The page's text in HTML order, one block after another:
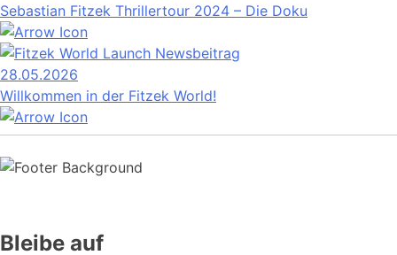
Sebastian Fitzek Thrillertour 2024 – Die Doku
28.05.2026
Willkommen in der Fitzek World!
Bleibe auf